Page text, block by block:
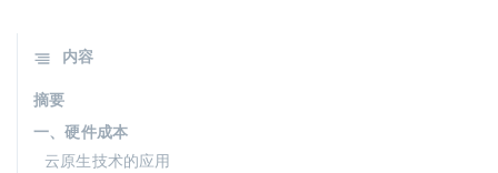
内容
摘要
一、硬件成本
云原生技术的应用